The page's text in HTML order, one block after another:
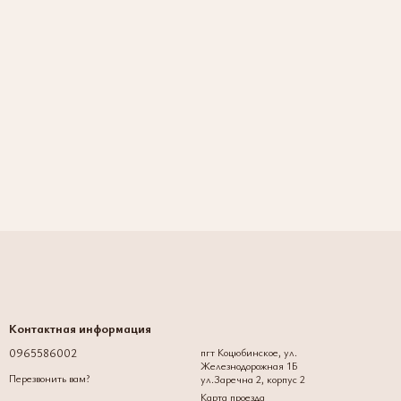
Контактная информация
0965586002
Перезвонить вам?
пгт Коцюбинское, ул.
Железнодорожная 1Б
ул.Заречна 2, корпус 2
Карта проезда